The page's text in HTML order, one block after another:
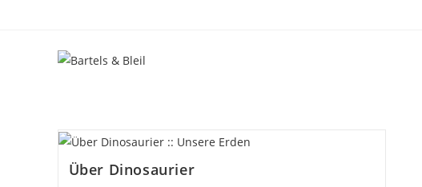
Über Dinosaurier